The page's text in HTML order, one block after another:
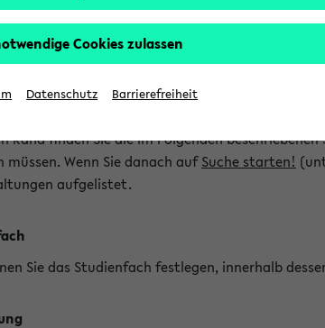
zur Kombisuche
das eKVV nach diversen Kriterien
interessant sind.
Rand finden Sie die im Folgenden
müssen. Wenn Sie danach aufSuche starten!
aufgelistet.
Sie das Studienfach festlegen, innerhalb
Cookies zulassen
Datenschutz Barrierefreiheit